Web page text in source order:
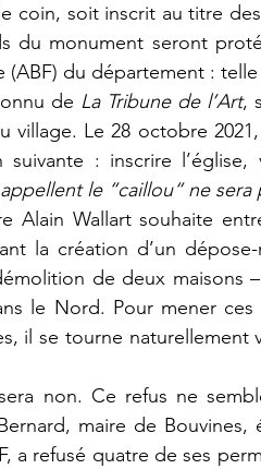
coin, soit inscrit au titre
du monument seront
du département :
de La Tribune de l’Art,
Le 28 octobre
: inscrire l’église,
le “caillou“ ne sera
Alain Wallart souhaite
la création d’un
de deux maisons
le Nord. Pour mener ces
il se tourne naturellement
non. Ce refus ne
maire de
a refusé quatre de ses